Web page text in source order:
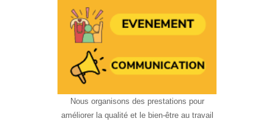
Nous organisons des prestations pour
améliorer la qualité et le bien-être au travail